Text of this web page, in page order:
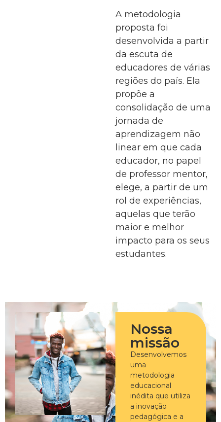
A metodologia
proposta foi
desenvolvida a partir
da escuta de
educadores de várias
regiões do país. Ela
propõe a
consolidação de uma
jornada de
aprendizagem não
linear em que cada
educador, no papel
de professor mentor,
elege, a partir de um
rol de experiências,
aquelas que terão
maior e melhor
impacto para os seus
estudantes.
Nossa
missão
Desenvolvemos
uma
metodologia
educacional
inédita que utiliza
a inovação
pedagógica e a